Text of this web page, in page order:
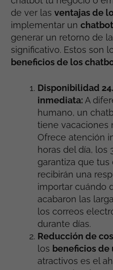
de ver lasventajas de
implementar un
generar un retorno de
significativo. Estos son
beneficios de los
Disponibilidad
inmediata: A
humano, un
tiene vacaciones
Ofrece atención
horas del día, los
garantiza que
recibirán una
importar cuándo
acabaron las
los correos
durante días.
Reducción de
los beneficios de
atractivos es el